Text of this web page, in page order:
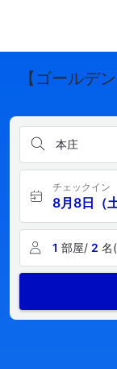
【ゴールデ
本庄
チェックイン
8月8日（土
1 部屋/ 2 名